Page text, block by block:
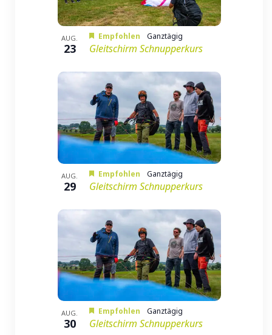
AUG.
23 Gleitschirm Schnupperkurs
Empfohlen Ganztägig
AUG.
29 Gleitschirm Schnupperkurs
Empfohlen Ganztägig
AUG.
30 Gleitschirm Schnupperkurs
Empfohlen Ganztägig